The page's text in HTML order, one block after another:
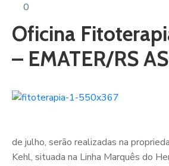
0
Oficina
– EMATER/RS
de julho, serão realizadas na
Kehl, situada na Linha Marquês do